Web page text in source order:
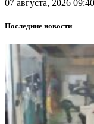
07 августа, 2026 09:40
Последние новости